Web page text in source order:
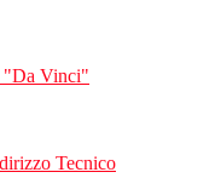
"Da Vinci"
Tecnico